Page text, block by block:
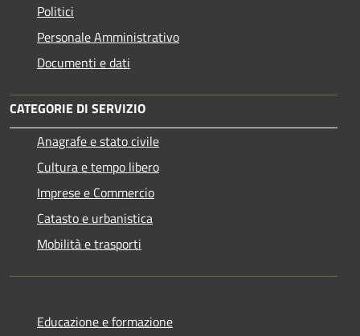
Politici
Personale Amministrativo
Documenti e dati
CATEGORIE DI SERVIZIO
Anagrafe e stato civile
Cultura e tempo libero
Imprese e Commercio
Catasto e urbanistica
Mobilità e trasporti
Educazione e formazione